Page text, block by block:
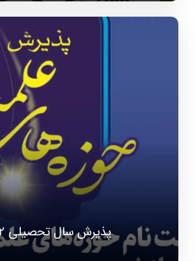
پذیرش سال تحصیلی ۰۲-۱۴۰۱